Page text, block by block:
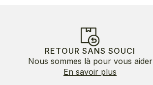
RETOUR SANS SOUCI
Nous sommes là pour vous aider
En savoir plus